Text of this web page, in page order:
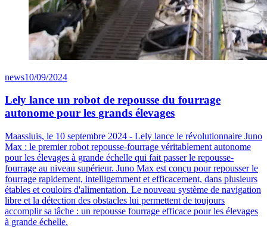
news10/09/2024
Lely lance un robot de repousse du fourrage
autonome pour les grands élevages
Maassluis, le 10 septembre 2024 - Lely lance le révolutionnaire Juno
Max : le premier robot repousse-fourrage véritablement autonome
pour les élevages à grande échelle qui fait passer le repousse-
fourrage au niveau supérieur. Juno Max est conçu pour repousser le
fourrage rapidement, intelligemment et efficacement, dans plusieurs
étables et couloirs d'alimentation. Le nouveau système de navigation
libre et la détection des obstacles lui permettent de toujours
accomplir sa tâche : un repousse fourrage efficace pour les élevages
à grande échelle.